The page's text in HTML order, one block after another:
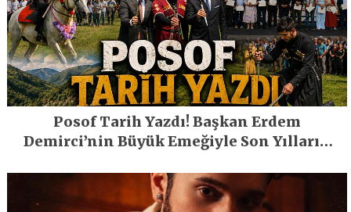
Posof Tarih Yazdı! Başkan Erdem
Demirci’nin Büyük Emeğiyle Son Yılların